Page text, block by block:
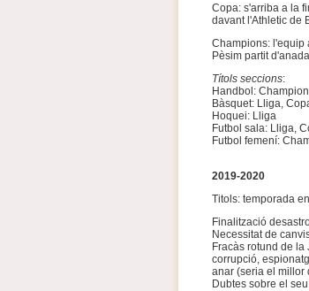
Copa: s'arriba a la
davant l'Athletic de
Champions: l'equip
Pèsim partit
Títols seccions:
Handbol:
Bàsquet: Lliga,
Hoquei: Lliga
Futbol sala: Lliga,
Futbol femení:
2019-2020
Titols: temporada
Finalització
Necessitat de
Fracàs rotund de
corrupció,
anar (seria el millor
Dubtes sobre el